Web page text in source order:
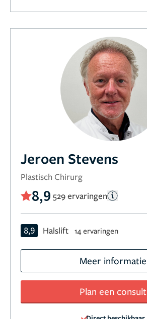
Jeroen Stevens
Plastisch Chirurg
8,9 529 ervaringen
8,9 Halslift 14 ervaringen
Meer informatie
Plan een consult